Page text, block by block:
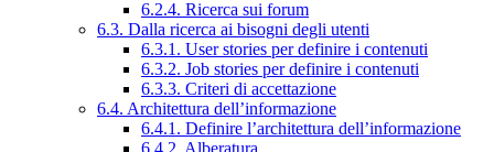
6.2.4. Ricerca sui forum
6.3. Dalla ricerca ai bisogni degli utenti
6.3.1. User stories per definire i contenuti
6.3.2. Job stories per definire i contenuti
6.3.3. Criteri di accettazione
6.4. Architettura dell’informazione
6.4.1. Definire l’architettura dell’informazione
6.4.2. Alberatura